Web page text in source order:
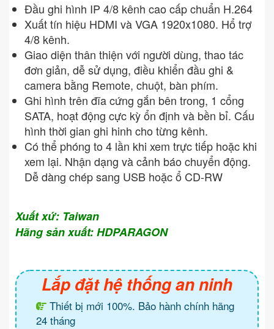
Đầu ghi hình IP 4/8 kênh cao cấp chuẩn H.264
Xuất tín hiệu HDMI và VGA 1920x1080. Hổ trợ
4/8 kênh.
Giao diện thân thiện với người dùng, thao tác
đơn giản, dễ sử dụng, điều khiển đầu ghi &
camera bằng Remote, chuột, bàn phím.
Ghi hình trên đĩa cứng gắn bên trong, 1 cổng
SATA, hoạt động cực kỳ ổn định và bền bỉ. Cấu
hình thời gian ghi hinh cho từng kênh.
Có thể phóng to 4 lần khi xem trực tiếp hoặc khi
xem lại. Nhận dạng và cảnh báo chuyển động.
Dễ dàng chép sang USB hoặc ổ CD-RW
Xuất xứ: Taiwan
Hãng sản xuất: HDPARAGON
Lắp đặt hệ thống an ninh
Thiết bị mới 100%. Bảo hành chính hãng
24 tháng